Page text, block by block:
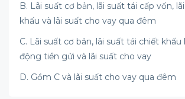
B. Lãi suất cơ bản, lãi suất tái cấp vốn,
khấu và lãi suất cho vay qua đêm
C. Lãi suất cơ bản, lãi suất tái chiết khấu
động tiền gửi và lãi suất cho vay
D. Gồm C và lãi suất cho vay qua đêm